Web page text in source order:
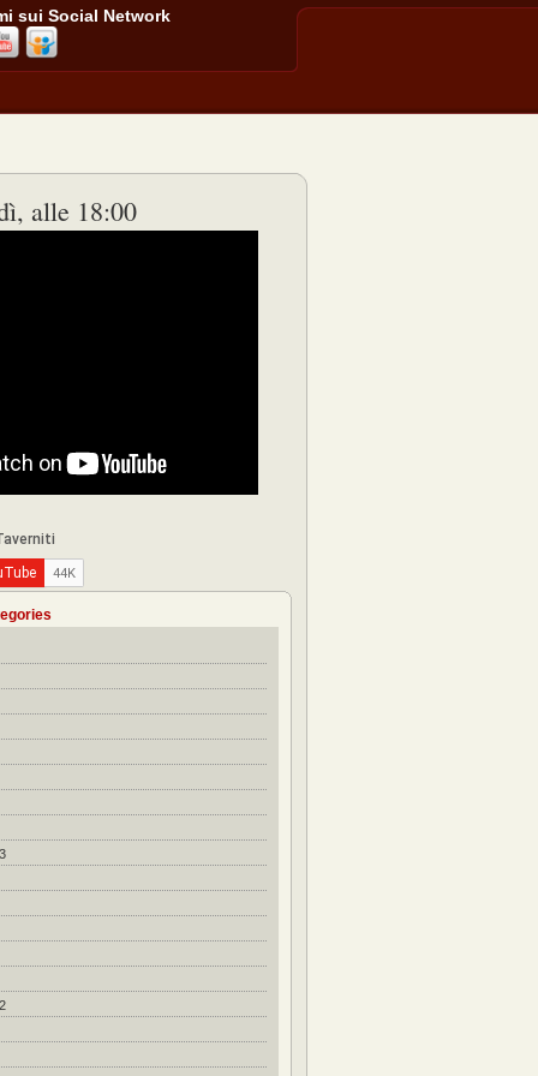
sui Social Network
alle 18:00